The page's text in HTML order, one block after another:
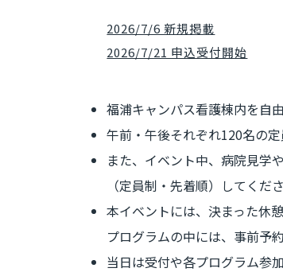
2026/7/6 新規掲載
2026/7/21 申込受付開始
福浦キャンパス看護棟内を自
午前・午後それぞれ120名の
また、イベント中、病院見学
（定員制・先着順）してくださ
本イベントには、決まった休
プログラムの中には、事前予
当日は受付や各プログラム参